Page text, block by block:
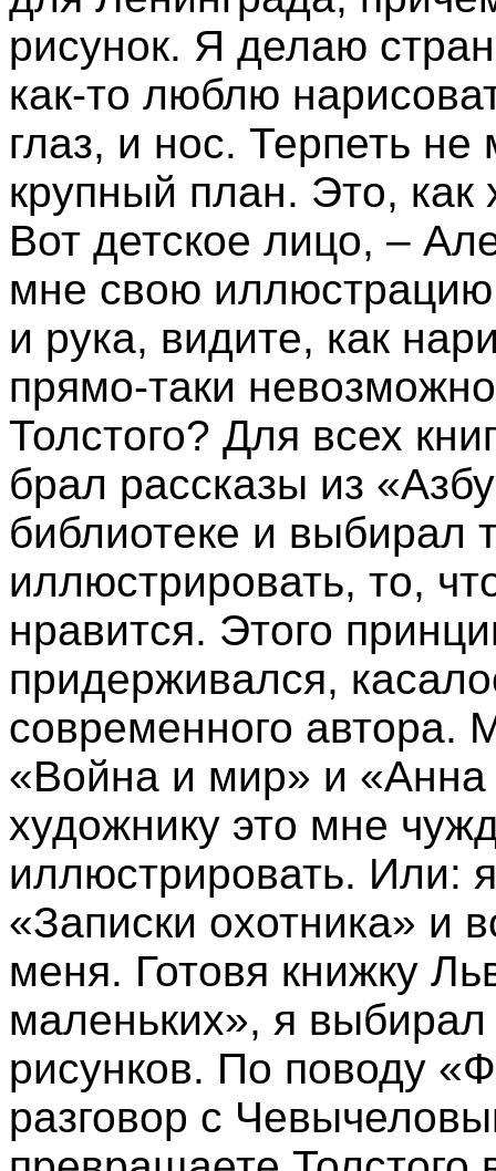
рисунок. Я делаю
как-то люблю
глаз, и нос. Терпеть
крупный план. Это, как
Вот детское лицо, –
мне свою
и рука, видите, как
прямо-таки
Толстого? Для всех
брал рассказы из
библиотеке и выбирал
иллюстрировать, то,
нравится. Этого
придерживался,
современного автора.
«Война и мир» и «Анна
художнику это мне
иллюстрировать. Или:
«Записки охотника» и
меня. Готовя книжку
маленьких», я
рисунков. По поводу
разговор с